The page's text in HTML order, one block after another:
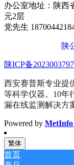
办公室地址：陕西
元2层
党先生
陕
陕ICP备
西安赛普斯专业提
等科学仪器。10年
漏在线监测解决方
Powered by MetInfo
繁体
首页